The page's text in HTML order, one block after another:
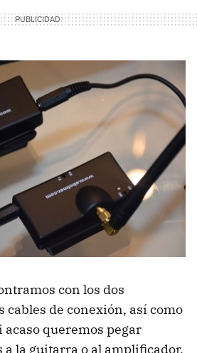
con los dos
cables de conexión, así como
queremos pegar
a la guitarra o al amplificador,